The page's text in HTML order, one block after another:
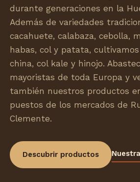
durante generaciones en la
Además de variedades
cacahuete, calabaza, cebolla,
habas, col y patata,
china, col kale y hinojo.
mayoristas de toda Europa y
también nuestros productos
puestos de los mercados de
Clemente.
Descubrir productos